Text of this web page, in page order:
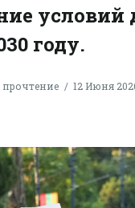
условий
году.
12 Июня